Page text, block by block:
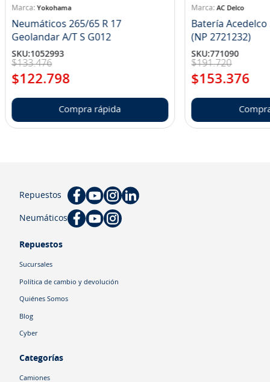
Yokohama
Neumáticos 265/65 R 17
Geolandar A/T S G012
SKU:1052993
$133.476
$122.798
Compra rápida
AC Delco
Batería Acedelco
(NP 2721232)
SKU:771090
$191.720
$153.376
Repuestos
Neumáticos
Repuestos
Sucursales
Política de cambio y devolución
Quiénes Somos
Blog
Cyber
Categorías
Camiones